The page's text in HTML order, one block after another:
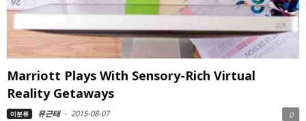
Marriott Plays With Sensory-Rich Virtual
Reality Getaways
미분류 유근태 - 2015-08-07 0